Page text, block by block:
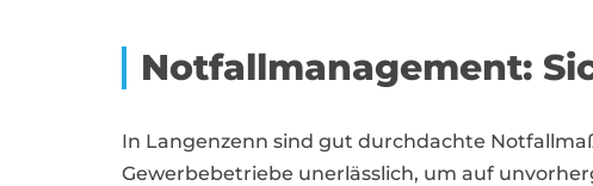
Notfallmanagement:
In Langenzenn sind gut durchdachte
Gewerbebetriebe unerlässlich, um auf